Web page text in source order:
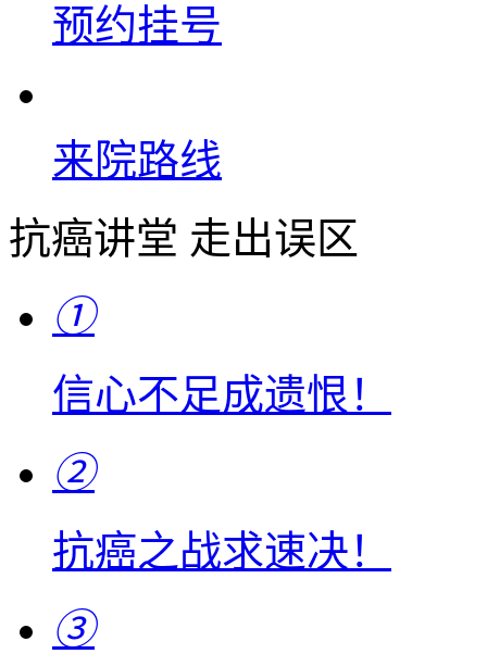
预约挂号
来院路线
抗癌讲堂 走出误区
①
信心不足成遗恨！
②
抗癌之战求速决！
③